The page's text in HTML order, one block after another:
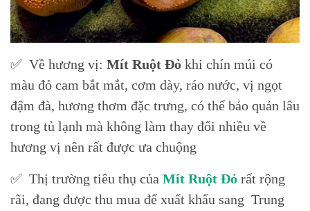
✅ Về hương vị: Mít Ruột Đỏ khi chín múi có
màu đỏ cam bắt mắt, cơm dày, ráo nước, vị ngọt
đậm đà, hương thơm đặc trưng, có thể bảo quản lâu
trong tủ lạnh mà không làm thay đổi nhiều về
hương vị nên rất được ưa chuộng
✅ Thị trường tiêu thụ của Mít Ruột Đỏ rất rộng
rãi, đang được thu mua để xuất khẩu sang Trung